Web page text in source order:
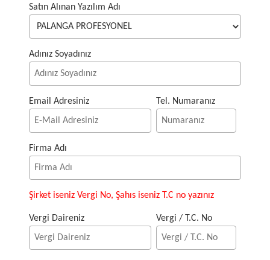
Satın Alınan Yazılım Adı
Adınız Soyadınız
Email Adresiniz Tel. Numaranız
Firma Adı
Şirket iseniz Vergi No, Şahıs iseniz T.C no yazınız
Vergi Daireniz Vergi / T.C. No